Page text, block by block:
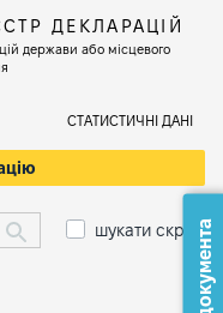
ДЕКЛАРАЦІЙ
держави або місцевого
СТАТИСТИЧНІ ДАНІ
шукати скрізь